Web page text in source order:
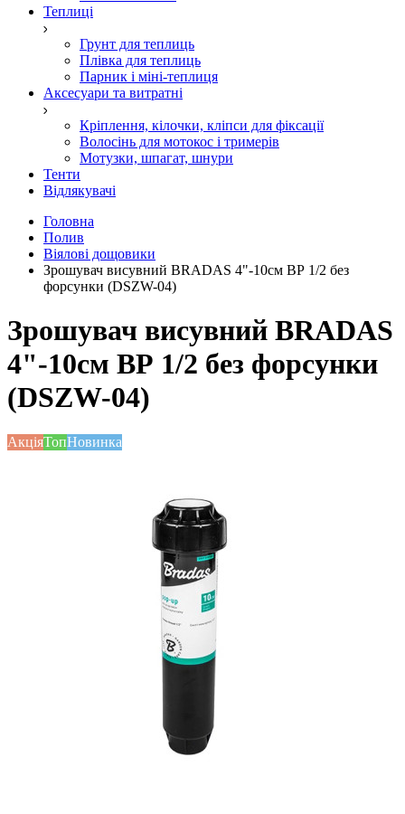
Теплиці
Грунт для теплиць
Плівка для теплиць
Парник і міні-теплиця
Аксесуари та витратні
Кріплення, кілочки, кліпси для фіксації
Волосінь для мотокос і тримерів
Мотузки, шпагат, шнури
Тенти
Відлякувачі
Головна
Полив
Віялові дощовики
Зрошувач висувний BRADAS 4"-10см ВР 1/2 без
форсунки (DSZW-04)
Зрошувач висувний BRADAS
4"-10см ВР 1/2 без форсунки
(DSZW-04)
АкціяТопНовинка